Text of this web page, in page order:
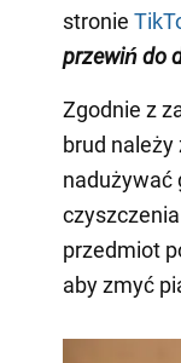
stronie
przewiń do
Zgodnie z
brud należy
nadużywać
przedmiot
aby zmyć